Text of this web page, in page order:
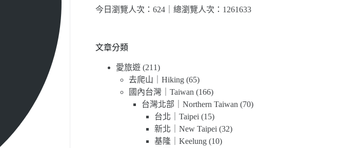
今日瀏覽人次：624｜ 總瀏覽人次：1261633
文章分類
愛旅遊(211)
去爬山｜Hiking(65)
國內台灣｜Taiwan (166)
台灣北部｜Northern Taiwan (70)
台北｜Taipei (15)
新北｜New Taipei (32)
基隆｜Keelung(10)